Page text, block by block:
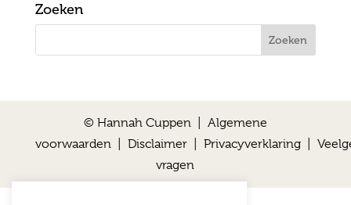
Zoeken
© Hannah Cuppen | Algemene
voorwaarden| Disclaimer| Privacyverklaring|
vragen